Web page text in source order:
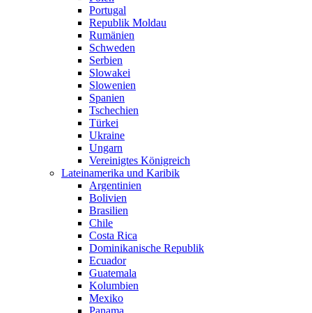
Portugal
Republik Moldau
Rumänien
Schweden
Serbien
Slowakei
Slowenien
Spanien
Tschechien
Türkei
Ukraine
Ungarn
Vereinigtes Königreich
Lateinamerika und Karibik
Argentinien
Bolivien
Brasilien
Chile
Costa Rica
Dominikanische Republik
Ecuador
Guatemala
Kolumbien
Mexiko